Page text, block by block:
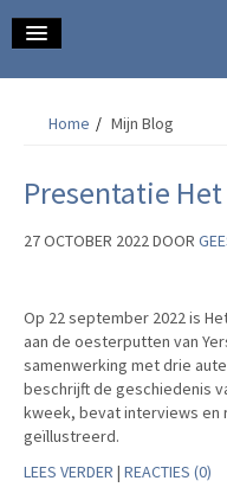
over mij.
schrijfwerk.
contact.
Home / Mijn Blog
Presentatie
27 OCTOBER 2022DOOR
Op 22 september 2022 is
aan de oesterputten van
samenwerking met drie
beschrijft de geschiedenis
kweek, bevat interviews en
geïllustreerd.
LEES VERDER | REACTIES (0)